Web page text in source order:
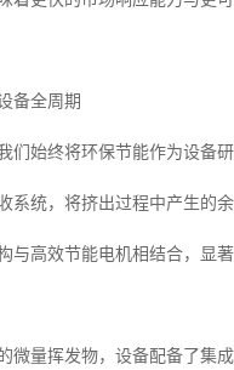
备全周期
们始终将环保节能作为设备研
系统，将挤出过程中产生的
与高效节能电机相结合，显
微量挥发物，设备配备了集